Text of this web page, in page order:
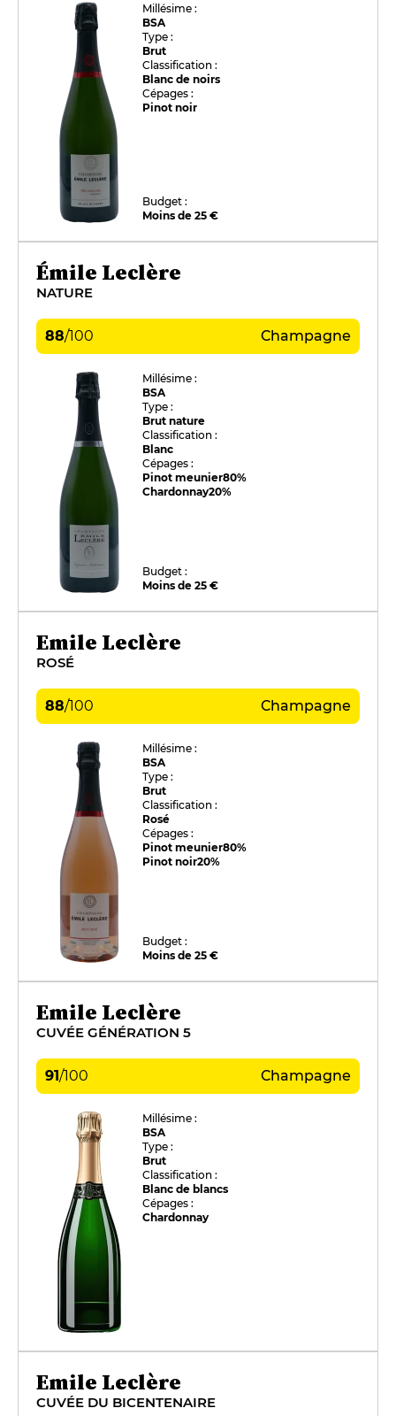
Millésime :
BSA
Type :
Brut
Classification :
Blanc de noirs
Cépages :
Pinot noir
Budget :
Moins de 25 €
Émile Leclère
NATURE
88/100 Champagne
Millésime :
BSA
Type :
Brut nature
Classification :
Blanc
Cépages :
Pinot meunier80%
Chardonnay20%
Budget :
Moins de 25 €
Emile Leclère
ROSÉ
88/100 Champagne
Millésime :
BSA
Type :
Brut
Classification :
Rosé
Cépages :
Pinot meunier80%
Pinot noir20%
Budget :
Moins de 25 €
Emile Leclère
CUVÉE GÉNÉRATION 5
91/100 Champagne
Millésime :
BSA
Type :
Brut
Classification :
Blanc de blancs
Cépages :
Chardonnay
Emile Leclère
CUVÉE DU BICENTENAIRE